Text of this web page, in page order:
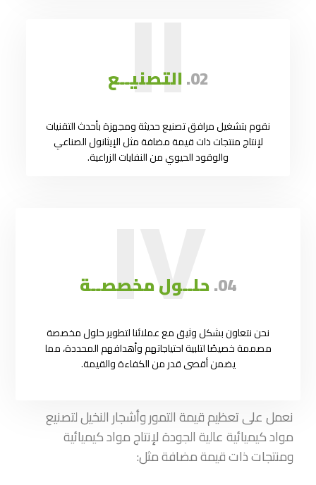
II02. التصنيــع
نقوم بتشغيل مرافق تصنيع حديثة ومجهزة بأحدث التقنيات
لإنتاج منتجات ذات قيمة مضافة مثل الإيثانول الصناعي
والوقود الحيوي من النفايات الزراعية.
IV 04. حلــول مخصصــة
نحن نتعاون بشكل وثيق مع عملائنا لتطوير حلول مخصصة
مصممة خصيصًا لتلبية احتياجاتهم وأهدافهم المحددة، مما
يضمن أقصى قدر من الكفاءة والقيمة.
نعمل على تعظيم قيمة التمور وأشجار النخيل لتصنيع
مواد كيميائية عالية الجودة لإنتاج مواد كيميائية
ومنتجات ذات قيمة مضافة مثل: